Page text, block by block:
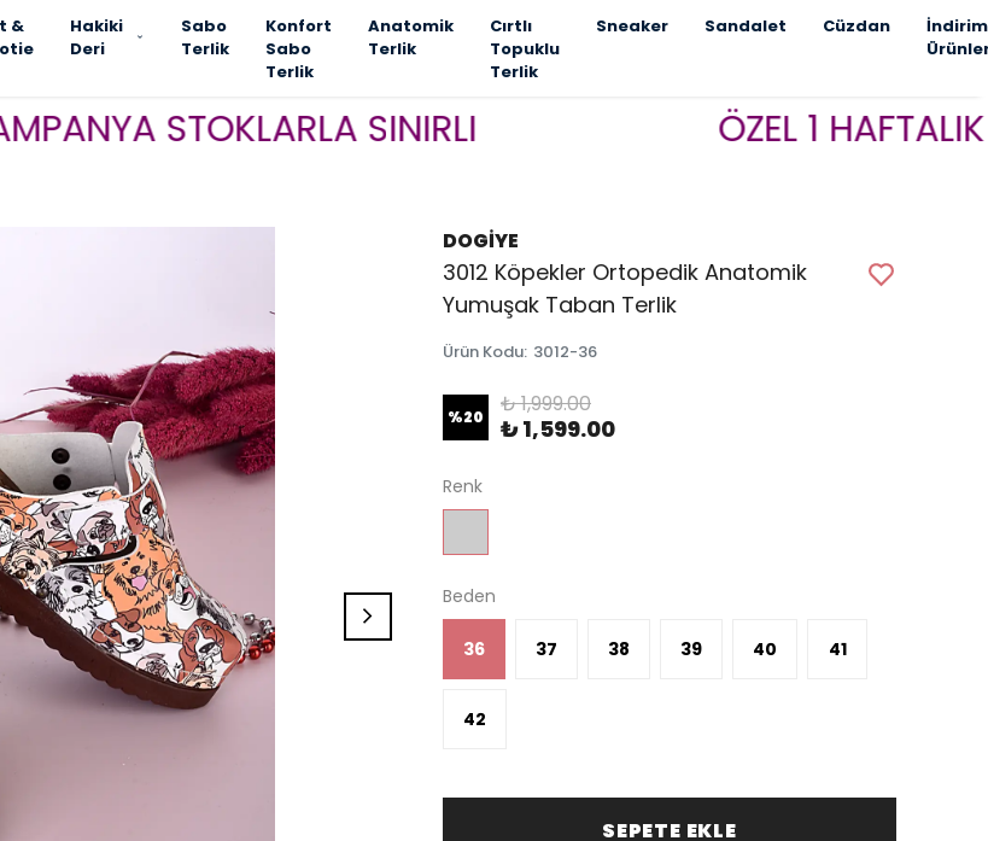
&
Hakiki
Deri
Sabo
Terlik
Konfort
Sabo
Terlik
Anatomik
Terlik
Cırtlı
Topuklu
Terlik
Sneaker Sandalet Cüzdan
STOKLARLA SINIRLI ÖZEL 1 HAFTALIK
DOGİYE
3012 Köpekler Ortopedik Anatomik
Yumuşak Taban Terlik
Ürün Kodu: 3012-36
%20 ₺ 1,999.00
₺ 1,599.00
Renk
Beden
36 37 38 39 40 41
42
SEPETE EKLE